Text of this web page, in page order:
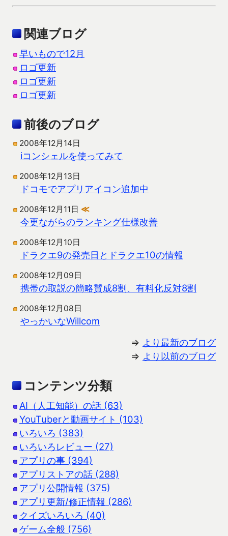
関連ブログ
早いもので12月
ロゴ更新
ロゴ更新
ロゴ更新
前後のブログ
2008年12月14日
iコンシェルを使ってみて
2008年12月13日
ドコモでアプリアイコン追加中
2008年12月11日 ≪
今更ながらのランキング仕様改善
2008年12月10日
ドラクエ9の発売日とドラクエ10の情報
2008年12月09日
携帯の取説の簡略賛成8割、有料化反対8割
2008年12月08日
やっかいなWillcom
⇒ より最新のブログ
⇒ より以前のブログ
コンテンツ分類
AI（人工知能）の話 (63)
YouTuberと動画サイト (103)
いろいろ (383)
いろいろレビュー (27)
アプリの事 (394)
アプリストアの話 (288)
アプリ公開情報 (375)
アプリ更新/修正情報 (286)
クイズいろいろ (40)
ゲーム全般 (756)